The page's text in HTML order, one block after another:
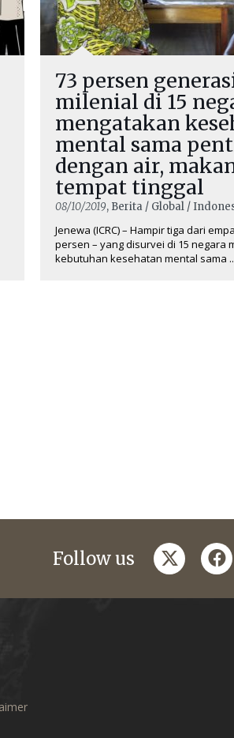
73 persen
milenial di 15
mengatakan
mental sama
dengan air,
tempat tinggal
08/10/2019, Berita / Global /
Jenewa (ICRC) – Hampir tiga dari
persen – yang disurvei di 15 negara
kebutuhan kesehatan mental sama
Follow us twitter